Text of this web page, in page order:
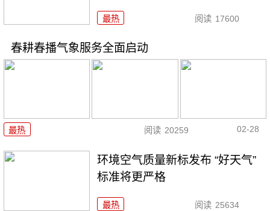
最热 阅读 17600
春耕春播气象服务全面启动
最热 阅读 20259 02-28
环境空气质量新标发布 “好天气”
标准将更严格
最热 阅读 25634